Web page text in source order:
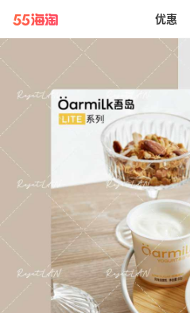
带你去官网买正品
优惠